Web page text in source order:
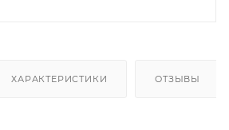
ХАРАКТЕРИСТИКИ ОТЗЫВЫ